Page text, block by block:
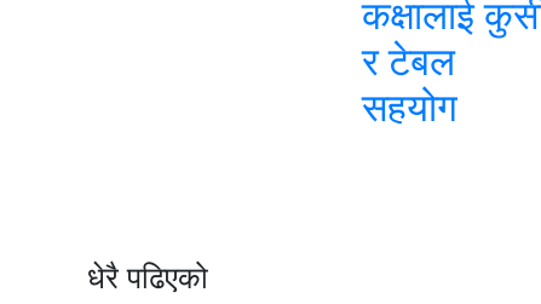
कक्षालाई
र टेबल
सहयोग
धेरै पढिएको